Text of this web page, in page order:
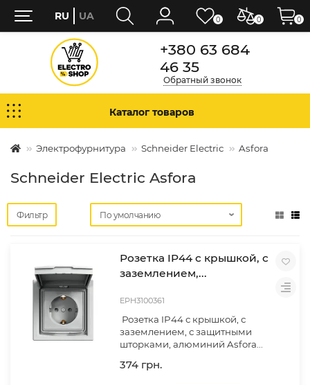
+380 63 684
46 35
Обратный звонок
Каталог товаров
Электрофурнитура Schneider Electric Asfora
Schneider Electric Asfora
Фильтр
Розетка IP44 с крышкой, с
заземлением,...
EPH3100361
Розетка IP44 с крышкой, с
заземлением, с защитными
шторками, алюминий Asfora...
374 грн.
0 0
RU UA 0